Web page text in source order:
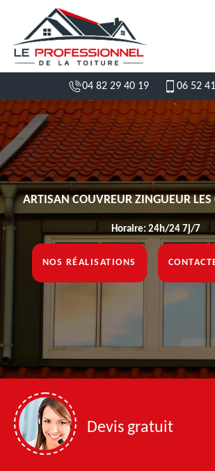
04 82 29 40 19 06 52
ARTISAN COUVREUR ZINGUEUR LES
Horaire: 24h/24 7j/7
NOS RÉALISATIONS
Devis gratuit